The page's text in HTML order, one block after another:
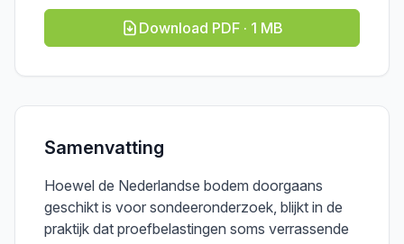
Download PDF · 1 MB
Samenvatting
Hoewel de Nederlandse bodem doorgaans
geschikt is voor sondeeronderzoek, blijkt in de
praktijk dat proefbelastingen soms verrassende